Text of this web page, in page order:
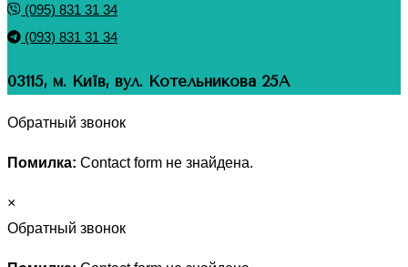
(095) 831 31 34
(093) 831 31 34
03115, м. Київ, вул. Котельникова 25А
Обратный звонок
Помилка: Contact form не знайдена.
×
Обратный звонок